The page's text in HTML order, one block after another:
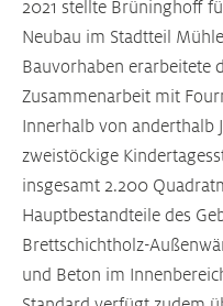
2021 stellte Brüninghoff
Neubau im Stadtteil
Bauvorhaben erarbeitete
Zusammenarbeit mit
Innerhalb von anderthalb
zweistöckige
insgesamt 2.200
Hauptbestandteile des
Brettschichtholz-
und Beton im